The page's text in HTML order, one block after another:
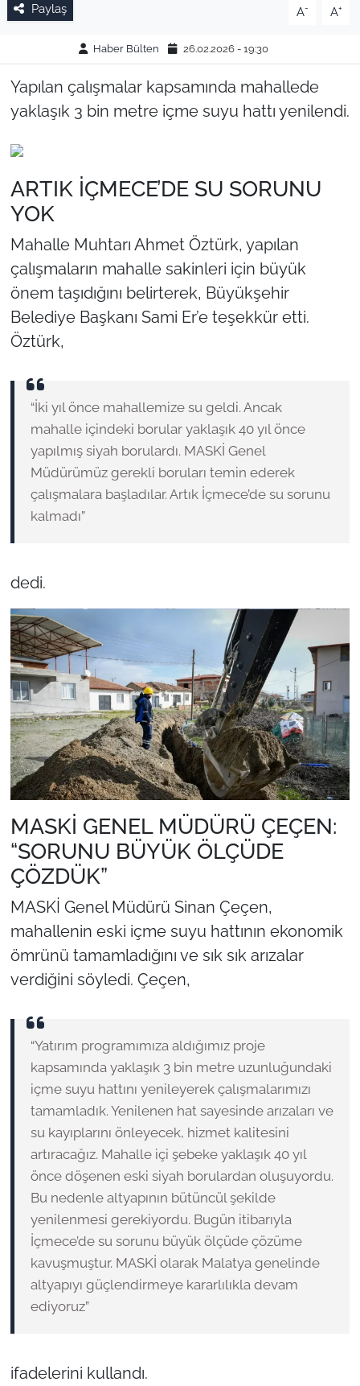
Paylaş A- A+
Haber Bülten 26.02.2026 - 19:30
Yapılan çalışmalar kapsamında mahallede
yaklaşık 3 bin metre içme suyu hattı yenilendi.
ARTIK İÇMECE’DE SU SORUNU
YOK
Mahalle Muhtarı Ahmet Öztürk, yapılan
çalışmaların mahalle sakinleri için büyük
önem taşıdığını belirterek, Büyükşehir
Belediye Başkanı Sami Er’e teşekkür etti.
Öztürk,
“İki yıl önce mahallemize su geldi. Ancak
mahalle içindeki borular yaklaşık 40 yıl önce
yapılmış siyah borulardı. MASKİ Genel
Müdürümüz gerekli boruları temin ederek
çalışmalara başladılar. Artık İçmece’de su sorunu
kalmadı”
dedi.
MASKİ GENEL MÜDÜRÜ ÇEÇEN:
“SORUNU BÜYÜK ÖLÇÜDE
ÇÖZDÜK”
MASKİ Genel Müdürü Sinan Çeçen,
mahallenin eski içme suyu hattının ekonomik
ömrünü tamamladığını ve sık sık arızalar
verdiğini söyledi. Çeçen,
“Yatırım programımıza aldığımız proje
kapsamında yaklaşık 3 bin metre uzunluğundaki
içme suyu hattını yenileyerek çalışmalarımızı
tamamladık. Yenilenen hat sayesinde arızaları ve
su kayıplarını önleyecek, hizmet kalitesini
artıracağız. Mahalle içi şebeke yaklaşık 40 yıl
önce döşenen eski siyah borulardan oluşuyordu.
Bu nedenle altyapının bütüncül şekilde
yenilenmesi gerekiyordu. Bugün itibarıyla
İçmece’de su sorunu büyük ölçüde çözüme
kavuşmuştur. MASKİ olarak Malatya genelinde
altyapıyı güçlendirmeye kararlılıkla devam
ediyoruz”
ifadelerini kullandı.